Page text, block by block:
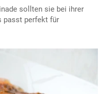
sollten sie bei ihrer
passt perfekt für